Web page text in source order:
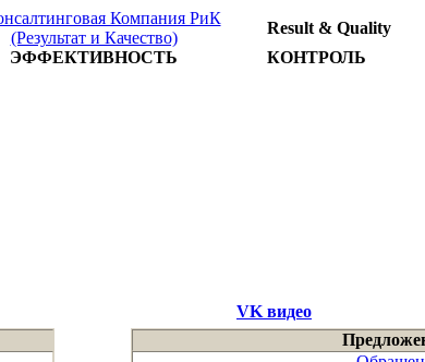
Result & Quality
ЭФФЕКТИВНОСТЬ
КОНТРОЛЬ
VK видео